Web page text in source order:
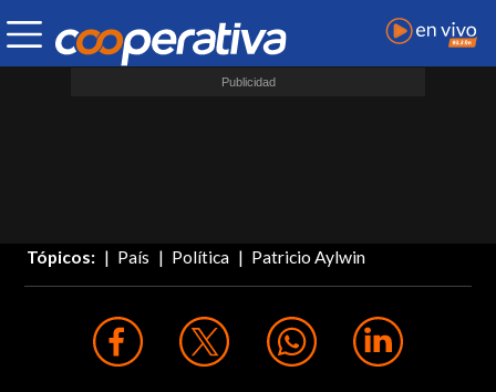
Tópicos: País Política Patricio Aylwin